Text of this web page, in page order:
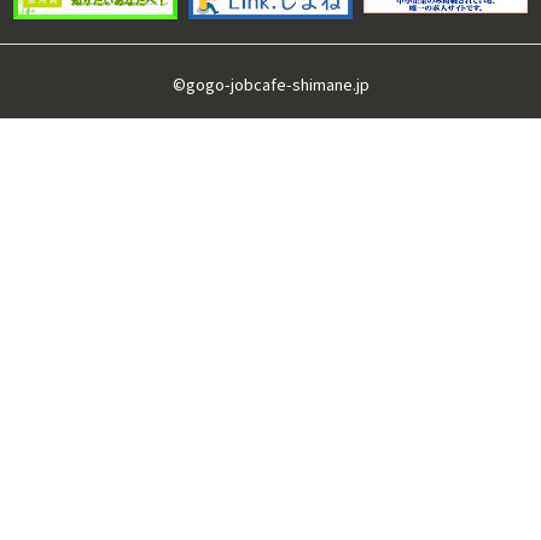
©gogo-jobcafe-shimane.jp